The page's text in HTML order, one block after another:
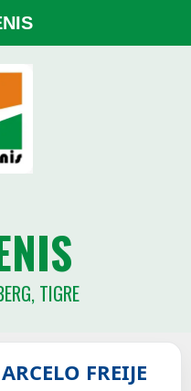
TIGRE
FREIJE